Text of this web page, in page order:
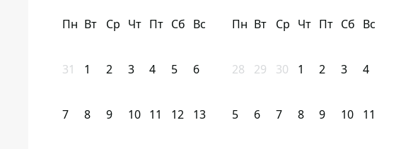
Пн Вт Ср Чт Пт Сб Вс
31 1 2 3 4 5 6
7 8 9 10 11 12 13
Пн Вт Ср Чт Пт Сб Вс
28 29 30 1 2 3 4
5 6 7 8 9 10 11